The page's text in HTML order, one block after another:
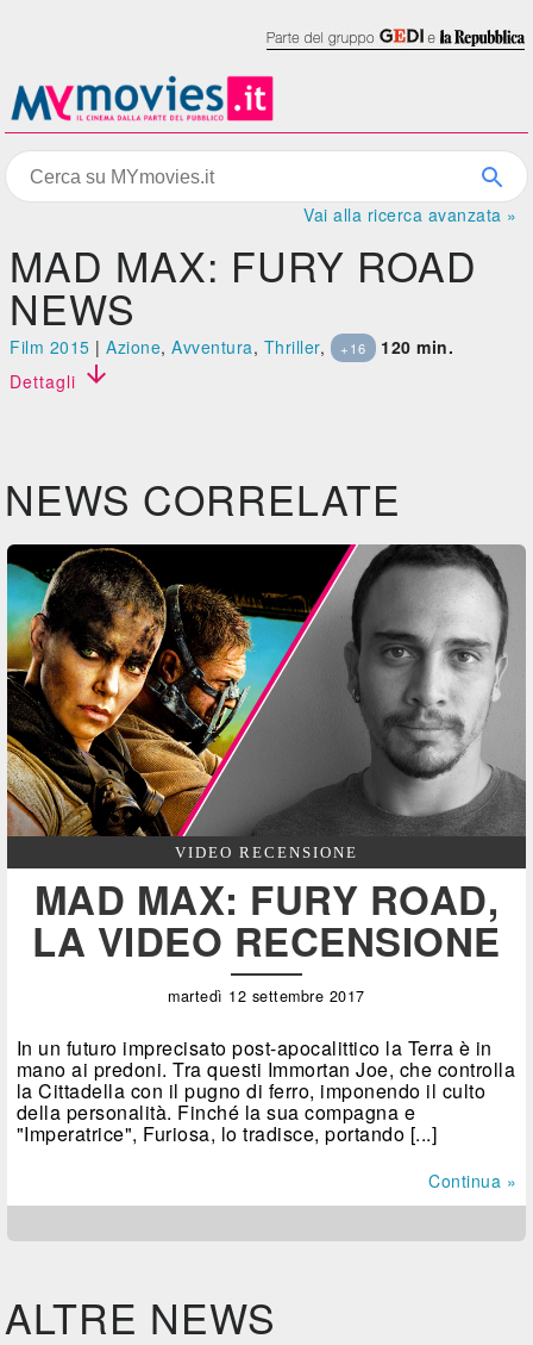
Vai alla ricerca avanzata »
MAD MAX: FURY ROAD
NEWS
Film 2015 |Azione,Avventura, Thriller, +16
120 min.
Dettagli 
NEWS CORRELATE
VIDEO RECENSIONE
MAD MAX: FURY ROAD,
LA VIDEO RECENSIONE
martedì 12 settembre 2017
In un futuro imprecisato post-apocalittico la Terra è in
mano ai predoni. Tra questi Immortan Joe, che controlla
la Cittadella con il pugno di ferro, imponendo il culto
della personalità. Finché la sua compagna e
"Imperatrice", Furiosa, lo tradisce, portando [...]
Continua »
ALTRE NEWS